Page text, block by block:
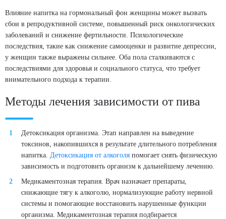
Влияние напитка на гормональный фон женщины может вызвать
сбои в репродуктивной системе, повышенный риск онкологических
заболеваний и снижение фертильности. Психологические
последствия, такие как снижение самооценки и развитие депрессии,
у женщин также выражены сильнее. Оба пола сталкиваются с
последствиями для здоровья и социального статуса, что требует
внимательного подхода к терапии.
Методы лечения зависимости от пива
Детоксикация организма. Этап направлен на выведение
токсинов, накопившихся в результате длительного потребления
напитка. Детоксикация от алкоголя помогает снять физическую
зависимость и подготовить организм к дальнейшему лечению.
Медикаментозная терапия. Врач назначает препараты,
снижающие тягу к алкоголю, нормализующие работу нервной
системы и помогающие восстановить нарушенные функции
организма. Медикаментозная терапия подбирается